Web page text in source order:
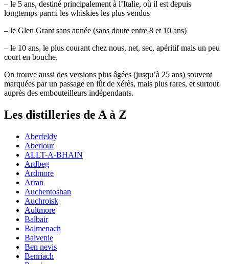
– le 5 ans, destiné principalement à l’Italie, où il est depuis
longtemps parmi les whiskies les plus vendus
– le Glen Grant sans année (sans doute entre 8 et 10 ans)
– le 10 ans, le plus courant chez nous, net, sec, apéritif mais un peu
court en bouche.
On trouve aussi des versions plus âgées (jusqu’à 25 ans) souvent
marquées par un passage en fût de xérès, mais plus rares, et surtout
auprès des embouteilleurs indépendants.
Les distilleries de A à Z
Aberfeldy
Aberlour
ALLT-A-BHAIN
Ardbeg
Ardmore
Arran
Auchentoshan
Auchroisk
Aultmore
Balbair
Balmenach
Balvenie
Ben nevis
Benriach